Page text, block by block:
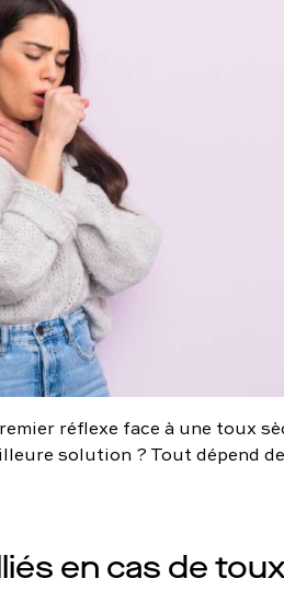
réflexe face à une toux
solution ? Tout dépend
en cas de